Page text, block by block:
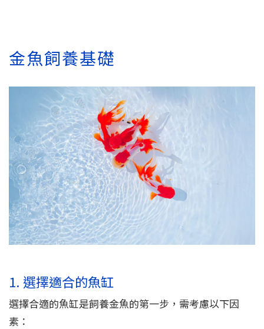
金魚飼養基礎
1. 選擇適合的魚缸
選擇合適的魚缸是飼養金魚的第一步，需考慮以下因
素：